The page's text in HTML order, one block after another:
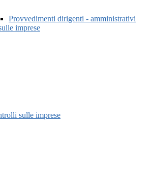
Provvedimenti dirigenti - amministrativi
imprese
sulle imprese